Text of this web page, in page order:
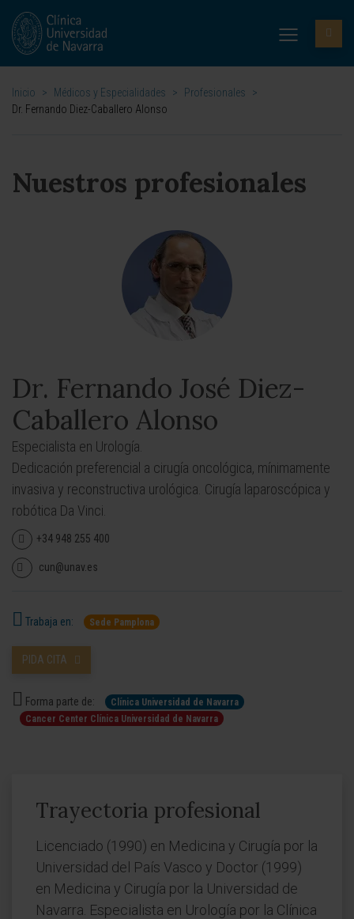
Inicio > Médicos y Especialidades > Profesionales
>
Dr. Fernando Diez-Caballero Alonso
Nuestros profesionales
Dr. Fernando José Diez-
Caballero Alonso
Especialista en Urología.
Dedicación preferencial a cirugía oncológica, mínimamente
invasiva y reconstructiva urológica. Cirugía laparoscópica y
robótica Da Vinci.
+34 948 255 400
cun@unav.es
Trabaja en: Sede Pamplona
PIDA CITA
Forma parte de:
Clínica Universidad de Navarra
Cancer Center Clínica Universidad de Navarra
Trayectoria profesional
Licenciado (1990) en Medicina y Cirugía por la
Universidad del País Vasco y Doctor (1999)
en Medicina y Cirugía por la Universidad de
Navarra. Especialista en Urología por la Clínica